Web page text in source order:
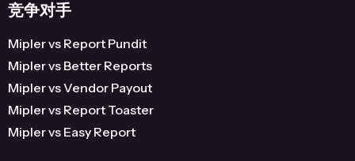
竞争对手
Mipler vs Report Pundit
Mipler vs Better Reports
Mipler vs Vendor Payout
Mipler vs Report Toaster
Mipler vs Easy Report